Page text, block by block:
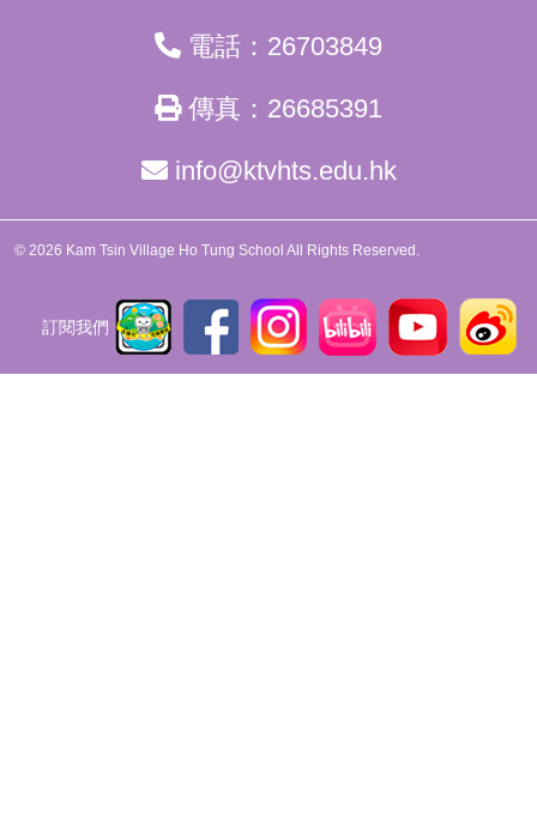
電話：26703849
傳真：26685391
info@ktvhts.edu.hk
© 2026 Kam Tsin Village Ho Tung School All Rights Reserved.
訂閱我們